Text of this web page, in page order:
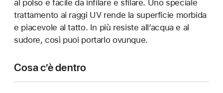
al polso e facile da infilare e sfilare. Uno speciale
trattamento ai raggi UV rende la superficie morbida
e piacevole al tatto. In più resiste all’acqua e al
sudore, così puoi portarlo ovunque.
Cosa c’è dentro